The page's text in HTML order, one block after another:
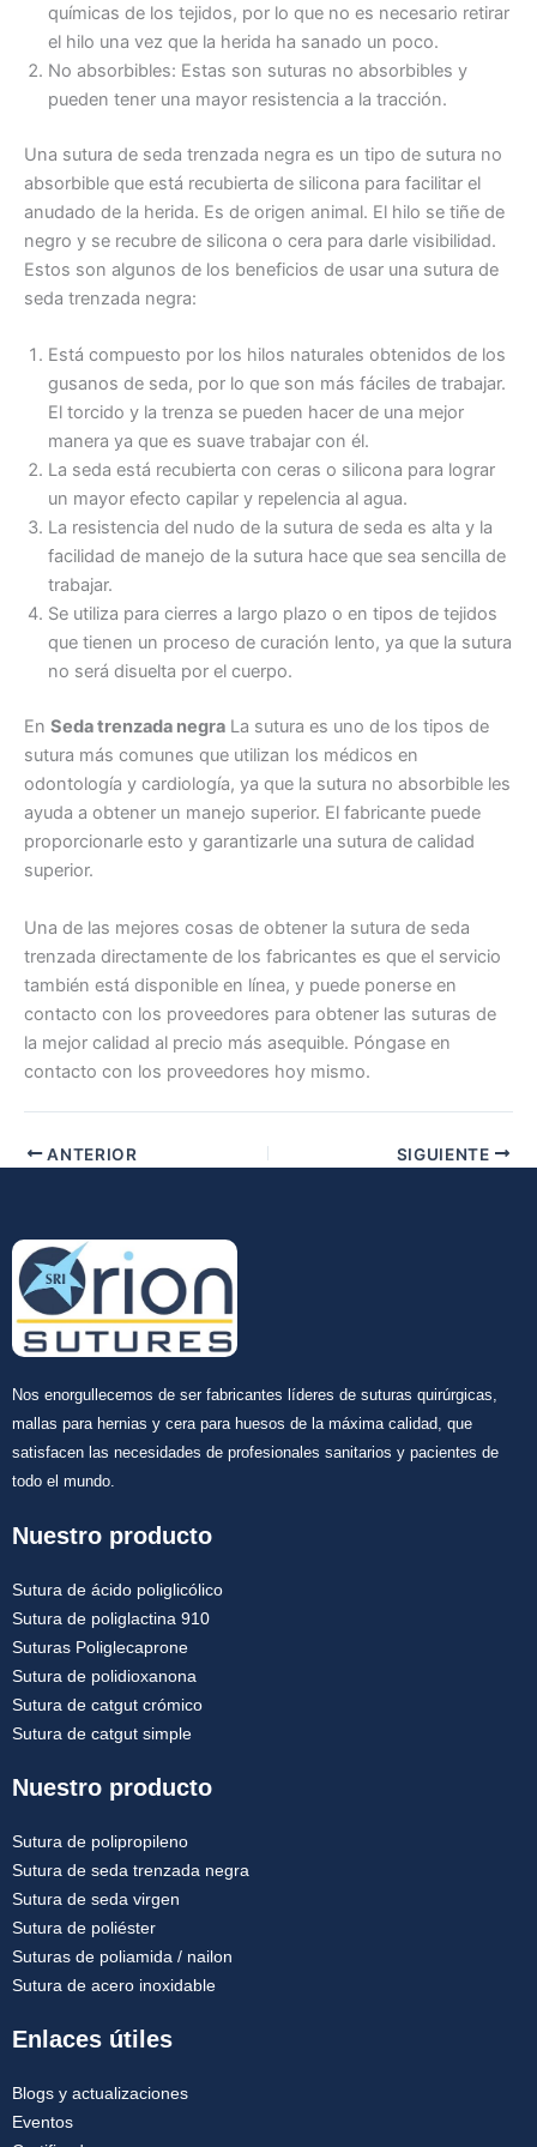
Nombre*
Correo*
Teléfono
Nombre De Empresa
químicas de los tejidos, por lo que no es necesario retirar
el hilo una vez que la herida ha sanado un poco.
No absorbibles: Estas son suturas no absorbibles y
pueden tener una mayor resistencia a la tracción.
Una sutura de seda trenzada negra es un tipo de sutura no
absorbible que está recubierta de silicona para facilitar el
anudado de la herida. Es de origen animal. El hilo se tiñe de
negro y se recubre de silicona o cera para darle visibilidad.
Estos son algunos de los beneficios de usar una sutura de
seda trenzada negra:
Está compuesto por los hilos naturales obtenidos de los
gusanos de seda, por lo que son más fáciles de trabajar.
El torcido y la trenza se pueden hacer de una mejor
manera ya que es suave trabajar con él.
La seda está recubierta con ceras o silicona para lograr
un mayor efecto capilar y repelencia al agua.
La resistencia del nudo de la sutura de seda es alta y la
facilidad de manejo de la sutura hace que sea sencilla de
trabajar.
Se utiliza para cierres a largo plazo o en tipos de tejidos
que tienen un proceso de curación lento, ya que la sutura
no será disuelta por el cuerpo.
En Seda trenzada negra La sutura es uno de los tipos de
sutura más comunes que utilizan los médicos en
odontología y cardiología, ya que la sutura no absorbible les
ayuda a obtener un manejo superior. El fabricante puede
proporcionarle esto y garantizarle una sutura de calidad
superior.
Una de las mejores cosas de obtener la sutura de seda
trenzada directamente de los fabricantes es que el servicio
también está disponible en línea, y puede ponerse en
contacto con los proveedores para obtener las suturas de
la mejor calidad al precio más asequible. Póngase en
contacto con los proveedores hoy mismo.
ANTERIOR SIGUIENTE
Nos enorgullecemos de ser fabricantes líderes de suturas quirúrgicas,
mallas para hernias y cera para huesos de la máxima calidad, que
satisfacen las necesidades de profesionales sanitarios y pacientes de
todo el mundo.
Nuestro producto
Sutura de ácido poliglicólico
Sutura de poliglactina 910
Suturas Poliglecaprone
Sutura de polidioxanona
Sutura de catgut crómico
Sutura de catgut simple
Nuestro producto
Sutura de polipropileno
Sutura de seda trenzada negra
Sutura de seda virgen
Sutura de poliéster
Suturas de poliamida / nailon
Sutura de acero inoxidable
Enlaces útiles
Blogs y actualizaciones
Eventos